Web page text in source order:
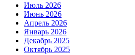
Июль 2026
Июнь 2026
Апрель 2026
Январь 2026
Декабрь 2025
Октябрь 2025